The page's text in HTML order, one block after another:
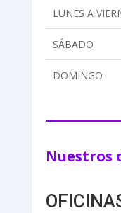
LUNES A
SÁBADO
DOMINGO
Nuestros